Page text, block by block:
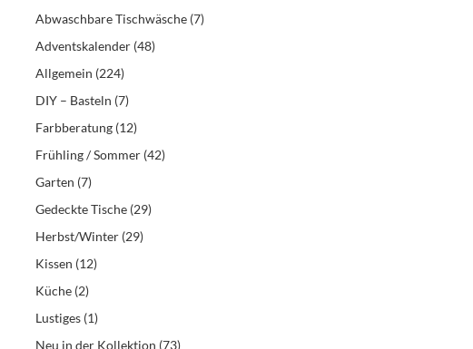
Abwaschbare Tischwäsche (7)
Adventskalender (48)
Allgemein (224)
DIY – Basteln (7)
Farbberatung (12)
Frühling / Sommer (42)
Garten (7)
Gedeckte Tische (29)
Herbst/Winter (29)
Kissen (12)
Küche (2)
Lustiges (1)
Neu in der Kollektion (73)